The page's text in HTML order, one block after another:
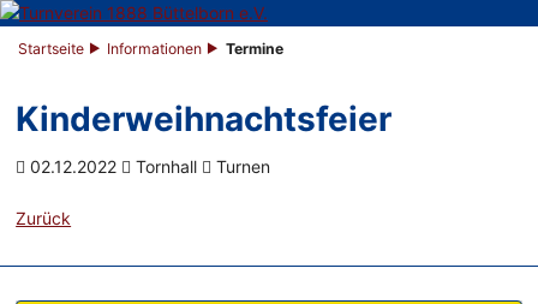
Startseite Informationen Termine
Kinderweihnachtsfeier
02.12.2022 Tornhall Turnen
Zurück